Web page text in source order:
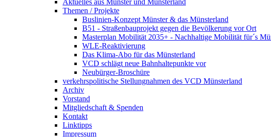
Aktuelles aus Münster und Münsterland
Themen / Projekte
Buslinien-Konzept Münster & das Münsterland
B51 - Straßenbauprojekt gegen die Bevölkerung vor Ort
Masterplan Mobilität 2035+ - Nachhaltige Mobilität für´s
WLE-Reaktivierung
Das Klima-Abo für das Münsterland
VCD schlägt neue Bahnhaltepunkte vor
Neubürger-Broschüre
verkehrspolitische Stellungnahmen des VCD Münsterland
Archiv
Vorstand
Mitgliedschaft & Spenden
Kontakt
Linktipps
Impressum